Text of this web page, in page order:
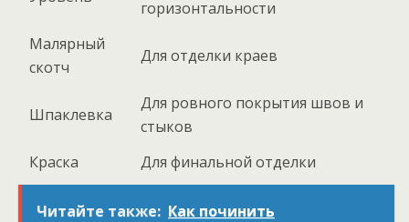
горизонтальности
Малярный
скотч
Для отделки краев
Шпаклевка
Для ровного покрытия швов и
стыков
Краска
Для финальной отделки
Читайте также: Как починить